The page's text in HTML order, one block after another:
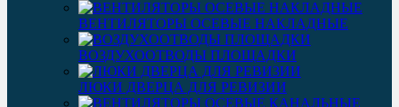
ВЕНТИЛЯТОРЫ ОСЕВЫЕ НАКЛАДНЫЕ
ВОЗДУХООТВОДЫ ПЛОЩАДКИ
ЛЮКИ ДВЕРЦА ДЛЯ РЕВИЗИИ